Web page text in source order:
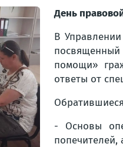
День
В
помощи»
ответы от
- Основы
попечителей,